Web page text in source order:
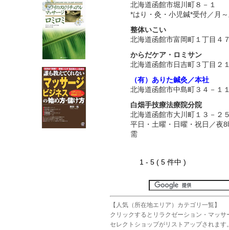
北海道函館市堀川町８－１
*はり・灸・小児鍼*受付／月
整体いこい
北海道函館市富岡町１丁目４
からだケア・ロミサン
北海道函館市日吉町３丁目２
（有）ありた鍼灸／本社
北海道函館市中島町３４－１
白畑手技療法療院分院
北海道函館市大川町１３－２
平日・土曜・日曜・祝日／夜
需
1 - 5 ( 5 件中 )
【人気（所在地エリア）カテゴリ一覧】
クリックするとリラクゼーション・マッ
セレクトショップがリストアップされます